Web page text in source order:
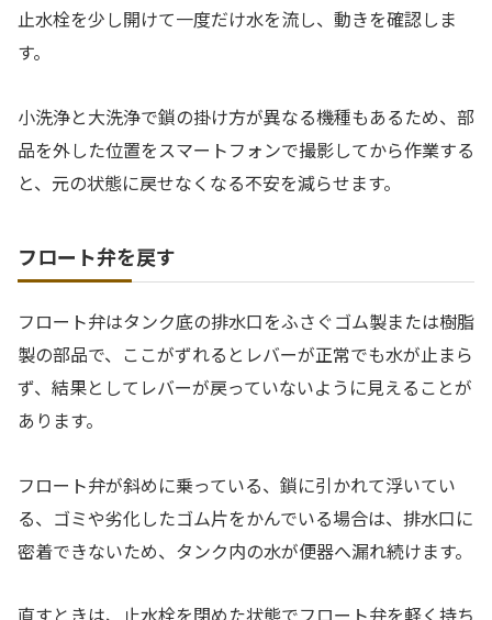
止水栓を少し開けて一度だけ水を流し、動きを確認しま
す。
小洗浄と大洗浄で鎖の掛け方が異なる機種もあるため、部
品を外した位置をスマートフォンで撮影してから作業する
と、元の状態に戻せなくなる不安を減らせます。
フロート弁を戻す
フロート弁はタンク底の排水口をふさぐゴム製または樹脂
製の部品で、ここがずれるとレバーが正常でも水が止まら
ず、結果としてレバーが戻っていないように見えることが
あります。
フロート弁が斜めに乗っている、鎖に引かれて浮いてい
る、ゴミや劣化したゴム片をかんでいる場合は、排水口に
密着できないため、タンク内の水が便器へ漏れ続けます。